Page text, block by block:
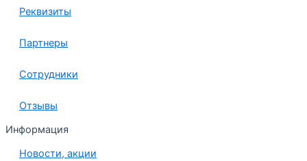
Реквизиты
Партнеры
Сотрудники
Отзывы
Информация
Новости, акции